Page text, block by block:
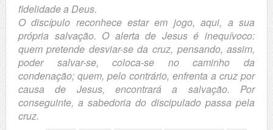
fidelidade a Deus.
O discípulo reconhece estar em jogo, aqui, a sua
própria salvação. O alerta de Jesus é inequívoco:
quem pretende desviar-se da cruz, pensando, assim,
poder salvar-se, coloca-se no caminho da
condenação; quem, pelo contrário, enfrenta a cruz por
causa de Jesus, encontrará a salvação. Por
conseguinte, a sabedoria do discipulado passa pela
cruz.